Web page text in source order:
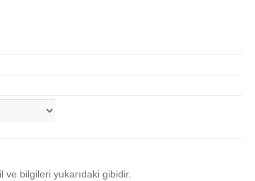
bilgileri yukarıdaki gibidir.